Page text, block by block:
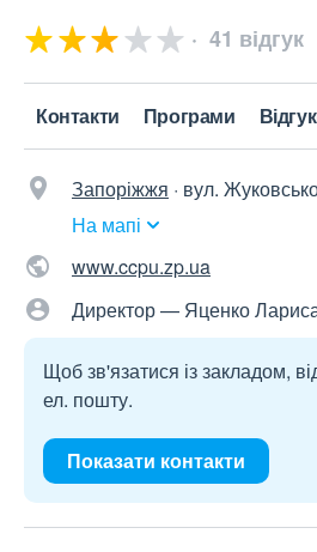
41 відгук
Контакти Програми
Запоріжжя · вул.
На мапі
www.ccpu.zp.ua
Директор — Яценко Лариса
Щоб зв'язатися із закладом,
ел. пошту.
Показати контакти